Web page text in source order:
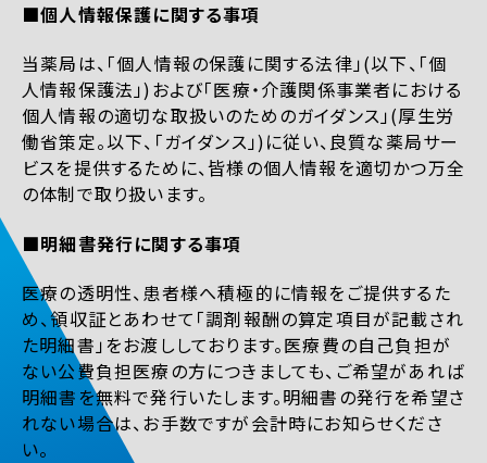
■個人情報保護に関する事項
当薬局は、「個人情報の保護に関する法律」(以下、「個
人情報保護法」)および「医療・介護関係事業者における
個人情報の適切な取扱いのためのガイダンス」(厚生労
働省策定。以下、「ガイダンス」)に従い、良質な薬局サー
ビスを提供するために、皆様の個人情報を適切かつ万全
の体制で取り扱います。
■明細書発行に関する事項
医療の透明性、患者様へ積極的に情報をご提供するた
め、領収証とあわせて「調剤報酬の算定項目が記載され
た明細書」をお渡ししております。医療費の自己負担が
ない公費負担医療の方につきましても、ご希望があれば
明細書を無料で発行いたします。明細書の発行を希望さ
れない場合は、お手数ですが会計時にお知らせくださ
い。